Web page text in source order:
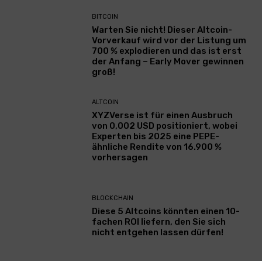
BITCOIN
Warten Sie nicht! Dieser Altcoin-
Vorverkauf wird vor der Listung um
700 % explodieren und das ist erst
der Anfang – Early Mover gewinnen
groß!
ALTCOIN
XYZVerse ist für einen Ausbruch
von 0,002 USD positioniert, wobei
Experten bis 2025 eine PEPE-
ähnliche Rendite von 16.900 %
vorhersagen
BLOCKCHAIN
Diese 5 Altcoins könnten einen 10-
fachen ROI liefern, den Sie sich
nicht entgehen lassen dürfen!